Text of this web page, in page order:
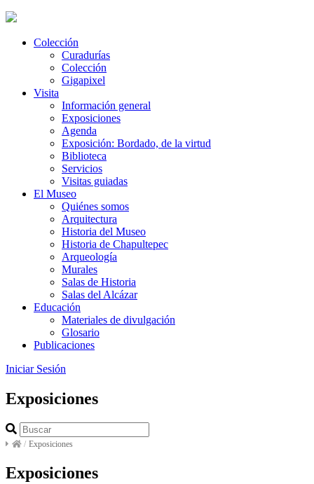
Colección
Curadurías
Colección
Gigapixel
Visita
Información general
Exposiciones
Agenda
Exposición: Bordado, de la virtud
Biblioteca
Servicios
Visitas guiadas
El Museo
Quiénes somos
Arquitectura
Historia del Museo
Historia de Chapultepec
Arqueología
Murales
Salas de Historia
Salas del Alcázar
Educación
Materiales de divulgación
Glosario
Publicaciones
Iniciar Sesión
Exposiciones
/ Exposiciones
Exposiciones